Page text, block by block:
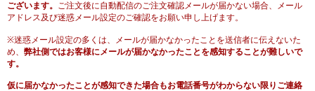
ございます。 ご注文後に自動配信のご注文確認メールが届かない場合、メール
アドレス及び迷惑メール設定のご確認をお願い申し上げます。
※迷惑メール設定の多くは、メールが届かなかったことを送信者に伝えないた
め、 弊社側ではお客様にメールが届かなかったことを感知することが難しいで
す。
仮に届かなかったことが感知できた場合もお電話番号がわからない限りご連絡